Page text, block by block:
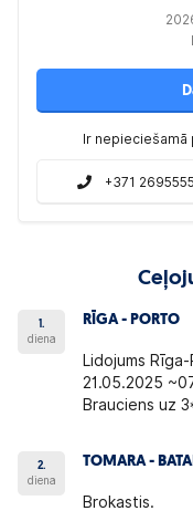
Ir nepieciešamā
+371
1.
diena
RĪGA - PORTO
Lidojums
21.05.2025
Brauciens uz
2.
diena
TOMARA -
Brokastis.